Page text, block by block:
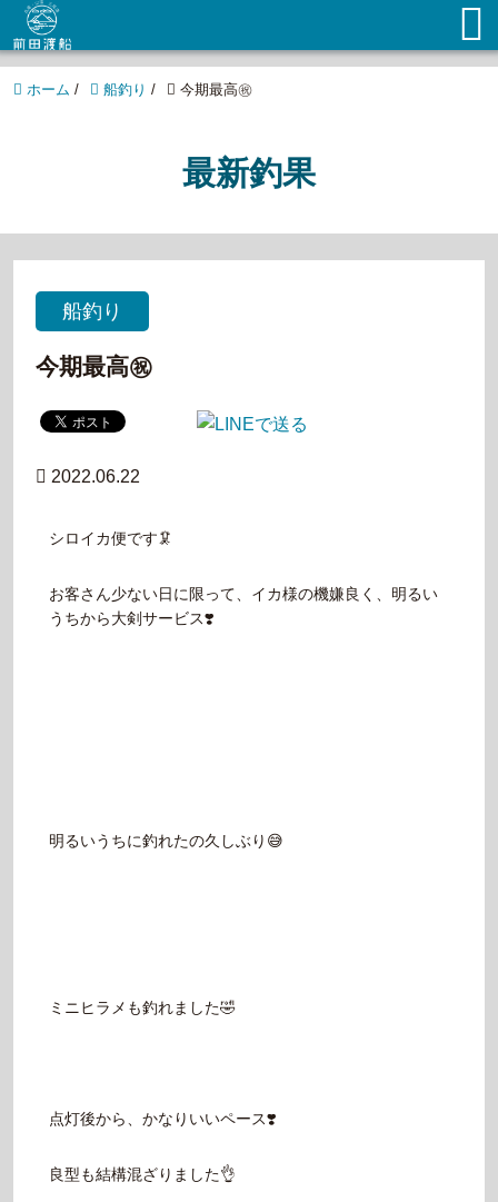
ホーム / 船釣り / 今期最高㊗️
最新釣果
船釣り
今期最高㊗️
2022.06.22
シロイカ便です🦑
お客さん少ない日に限って、イカ様の機嫌良く、明るい
うちから大剣サービス❣️
明るいうちに釣れたの久しぶり😅
ミニヒラメも釣れました🤣
点灯後から、かなりいいペース❣️
良型も結構混ざりました👌